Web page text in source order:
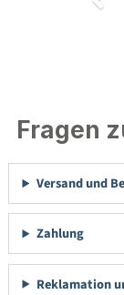
Fragen
Versand und
Zahlung
Reklamation